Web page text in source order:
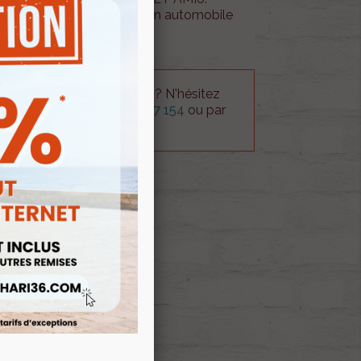
un autoradio dans son automobile
d'installation.
technique sur le produit ? N'hésitez
technique au
0254 277 154 ou par
AU PANIER